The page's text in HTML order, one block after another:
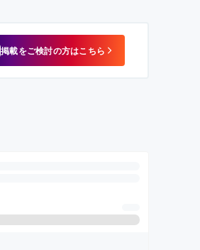
掲載をご検討の方はこちら